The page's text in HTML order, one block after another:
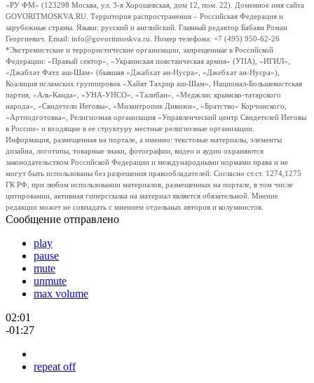
«РУ ФМ» (123298 Москва, ул. 3-я Хорошевская, дом 12, пом. 22). Доменное имя сайта
GOVORITMOSKVA.RU. Территория распространения – Российская Федерация и
зарубежные страны. Языки: русский и английский. Главный редактор Бабаян Роман
Георгиевич. Email: info@govoritmoskva.ru. Номер телефона: +7 (495) 950-62-26
*Экстремистские и террористические организации, запрещенные в Российской
Федерации: «Правый сектор», «Украинская повстанческая армия» (УПА), «ИГИЛ»,
«Джабхат Фатх аш-Шам» (бывшая «Джабхат ан-Нусра», «Джебхат ан-Нусра»),
Коалиция исламских группировок «Хайят Тахрир аш-Шам», Национал-Большевистская
партия, «Аль-Каида», «УНА-УНСО», «Талибан», «Меджлис крымско-татарского
народа», «Свидетели Иеговы», «Мизантропик Дивижн», «Братство» Корчинского,
«Артподготовка», Религиозная организация «Управленческий центр Свидетелей Иеговы
в России» и входящие в ее структуру местные религиозные организации.
Информация, размещенная на портале, а именно: текстовые материалы, элементы
дизайна, логотипы, товарные знаки, фотографии, видео и аудио охраняются
законодательством Российской Федерации и международными нормами права и не
могут быть использованы без разрешения правообладателей. Согласно ст.ст. 1274,1275
ГК РФ, при любом использовании материалов, размещенных на портале, в том числе
цитировании, активная гиперссылка на материал является обязательной. Мнение
редакции может не совпадать с мнением отдельных авторов и колумнистов.
Сообщение отправлено
play
pause
mute
unmute
max volume
02:01
-01:27
repeat off